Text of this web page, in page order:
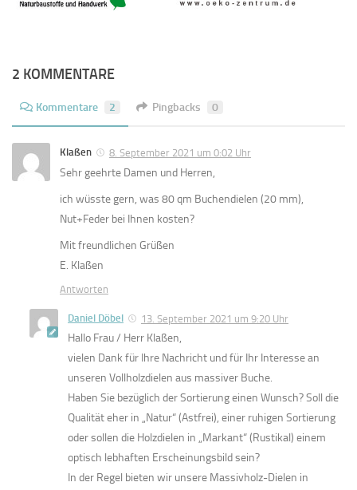
2 KOMMENTARE
Kommentare 2 Pingbacks 0
Klaßen 8. September 2021 um 0:02 Uhr
Sehr geehrte Damen und Herren,
ich wüsste gern, was 80 qm Buchendielen (20 mm),
Nut+Feder bei Ihnen kosten?
Mit freundlichen Grüßen
E. Klaßen
Antworten
Daniel Döbel 13. September 2021 um 9:20 Uhr
Hallo Frau / Herr Klaßen,
vielen Dank für Ihre Nachricht und für Ihr Interesse an
unseren Vollholzdielen aus massiver Buche.
Haben Sie bezüglich der Sortierung einen Wunsch? Soll die
Qualität eher in „Natur“ (Astfrei), einer ruhigen Sortierung
oder sollen die Holzdielen in „Markant“ (Rustikal) einem
optisch lebhaften Erscheinungsbild sein?
In der Regel bieten wir unsere Massivholz-Dielen in